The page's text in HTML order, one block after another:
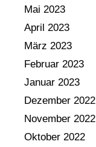
Mai 2023
April 2023
März 2023
Februar 2023
Januar 2023
Dezember 2022
November 2022
Oktober 2022